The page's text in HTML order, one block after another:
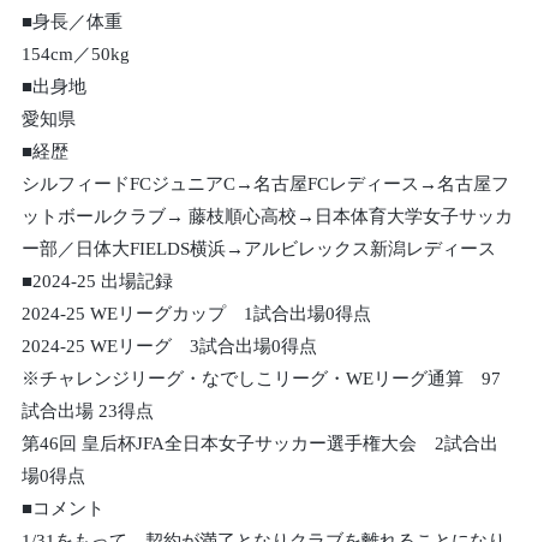
■身長／体重
154cm／50kg
■出身地
愛知県
■経歴
シルフィードFCジュニアC→名古屋FCレディース→名古屋フ
ットボールクラブ→ 藤枝順心高校→日本体育大学女子サッカ
ー部／日体大FIELDS横浜→アルビレックス新潟レディース
■2024-25 出場記録
2024-25 WEリーグカップ 1試合出場0得点
2024-25 WEリーグ 3試合出場0得点
※チャレンジリーグ・なでしこリーグ・WEリーグ通算 97
試合出場 23得点
第46回 皇后杯JFA全日本女子サッカー選手権大会 2試合出
場0得点
■コメント